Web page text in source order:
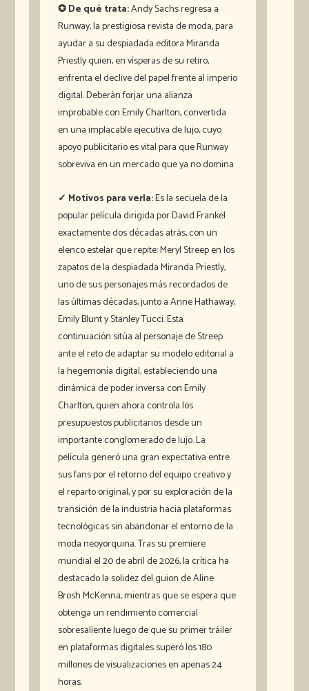
✪ De qué trata:Andy Sachs regresa a
Runway, la prestigiosa revista de moda, para
ayudar a su despiadada editora Miranda
Priestly quien, en vísperas de su retiro,
enfrenta el declive del papel frente al imperio
digital. Deberán forjar una alianza
improbable con Emily Charlton, convertida
en una implacable ejecutiva de lujo, cuyo
apoyo publicitario es vital para que Runway
sobreviva en un mercado que ya no domina.
✓ Motivos para verla:Es la secuela de la
popular película dirigida por David Frankel
exactamente dos décadas atrás, con un
elenco estelar que repite: Meryl Streep en los
zapatos de la despiadada Miranda Priestly,
uno de sus personajes más recordados de
las últimas décadas, junto a Anne Hathaway,
Emily Blunt y Stanley Tucci. Esta
continuación sitúa al personaje de Streep
ante el reto de adaptar su modelo editorial a
la hegemonía digital, estableciendo una
dinámica de poder inversa con Emily
Charlton, quien ahora controla los
presupuestos publicitarios desde un
importante conglomerado de lujo. La
película generó una gran expectativa entre
sus fans por el retorno del equipo creativo y
el reparto original, y por su exploración de la
transición de la industria hacia plataformas
tecnológicas sin abandonar el entorno de la
moda neoyorquina. Tras su premiere
mundial el 20 de abril de 2026, la crítica ha
destacado la solidez del guion de Aline
Brosh McKenna, mientras que se espera que
obtenga un rendimiento comercial
sobresaliente luego de que su primer tráiler
en plataformas digitales superó los 180
millones de visualizaciones en apenas 24
horas.